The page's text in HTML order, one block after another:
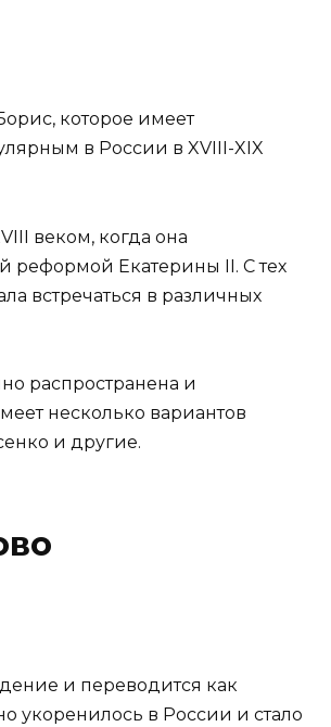
которое имеет
в России в XVIII-XIX
веком, когда она
реформой Екатерины II. С тех
встречаться в различных
распространена и
несколько вариантов
и другие.
и переводится как
укоренилось в России и стало